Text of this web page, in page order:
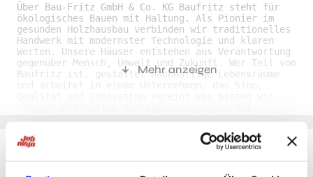
Über Bau-Fritz GmbH & Co. KG Baufritz steht für
ökologisches Bauen mit Haltung. Als Pionier im
gesunden Holzhausbau verbinden wir traditionelles
Handwerk mit modernster Technologie und klaren
Werten. Unsere Häuser entstehen aus Verantwortung
gegenüber Mensch, Umwelt und Zukunft. Wer Teil von
Baufritz ist, gestaltet nachhaltige Lebensräume
Verpflegung und zahlen attraktive Zuschläge. •
Firmeneigene Kinderkrippe: Profitieren Sie von
unserer betriebseigenen Kinderkrippe zur besseren
Vereinbarkeit von Familie und Beruf. • Flexible
Arbeitszeiten: Gestalten Sie Ihre Arbeitszeit
Mehr anzeigen